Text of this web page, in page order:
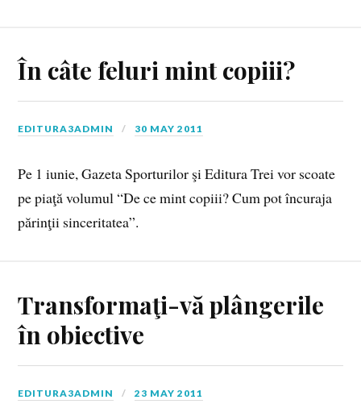
În câte feluri mint copiii?
EDITURA3ADMIN 30 MAY 2011
Pe 1 iunie, Gazeta Sporturilor şi Editura Trei vor scoate
pe piaţă volumul “De ce mint copiii? Cum pot încuraja
părinţii sinceritatea”.
Transformaţi-vă plângerile
în obiective
EDITURA3ADMIN 23 MAY 2011